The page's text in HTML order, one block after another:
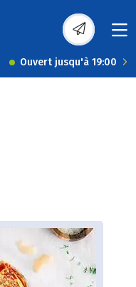
Ouvert jusqu'à 19:00